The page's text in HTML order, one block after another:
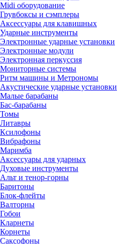
Midi оборудование
Грувбоксы и сэмплеры
Аксессуары для клавишных
Ударные инструменты
Электронные ударные установки
Электронные модули
Электронная перкуссия
Мониторные системы
Ритм машины и Метрономы
Акустические ударные установки
Малые барабаны
Бас-барабаны
Томы
Литавры
Ксилофоны
Вибрафоны
Маримба
Аксессуары для ударных
Духовые инструменты
Альт и тенор-горны
Баритоны
Блок-флейты
Валторны
Гобои
Кларнеты
Корнеты
Саксофоны